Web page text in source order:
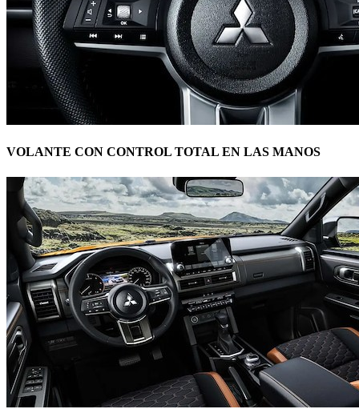
VOLANTE CON CONTROL TOTAL EN LAS MANOS